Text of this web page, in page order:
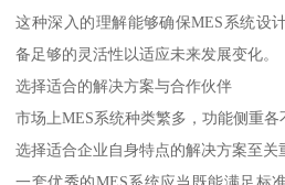
这种深入的理解能够确保MES系统设
备足够的灵活性以适应未来发展变化。
选择适合的解决方案与合作伙伴
市场上MES系统种类繁多，功能侧重各
选择适合企业自身特点的解决方案至关
一套优秀的MES系统应当既能满足标